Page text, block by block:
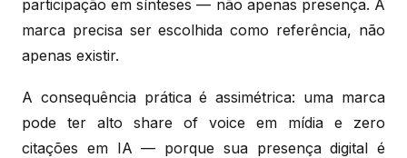
participação em sínteses — não apenas presença. A
marca precisa ser escolhida como referência, não
apenas existir.
A consequência prática é assimétrica: uma marca
pode ter alto share of voice em mídia e zero
citações em IA — porque sua presença digital é